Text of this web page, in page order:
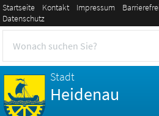
Startseite Kontakt Impressum
Datenschutz
Stadt
Heidenau